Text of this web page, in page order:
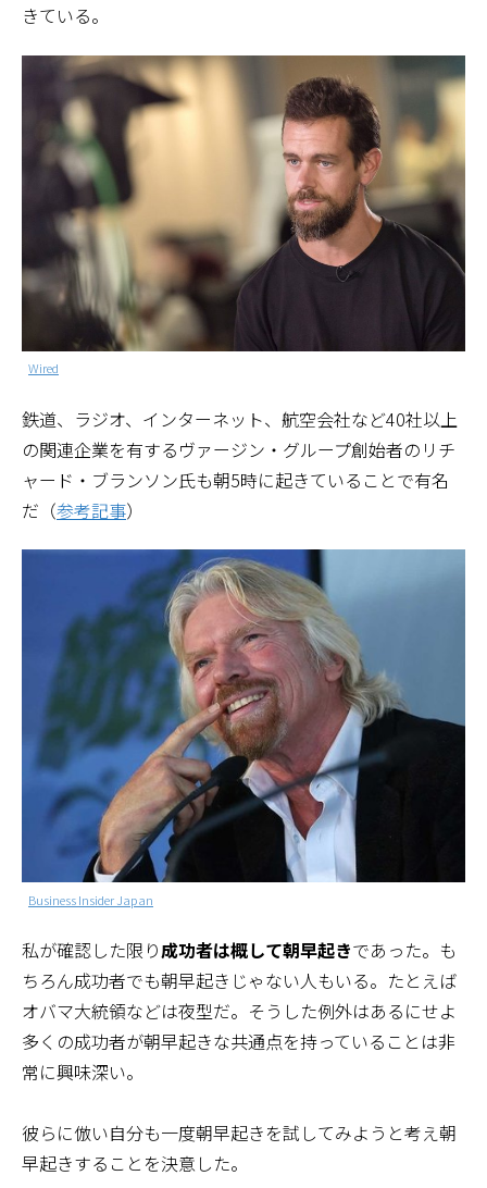
きている。
Wired
鉄道、ラジオ、インターネット、航空会社など40社以上
の関連企業を有するヴァージン・グループ創始者のリチ
ャード・ブランソン氏も朝5時に起きていることで有名
だ（参考記事）
Business Insider Japan
私が確認した限り成功者は概して朝早起きであった。も
ちろん成功者でも朝早起きじゃない人もいる。たとえば
オバマ大統領などは夜型だ。そうした例外はあるにせよ
多くの成功者が朝早起きな共通点を持っていることは非
常に興味深い。
彼らに倣い自分も一度朝早起きを試してみようと考え朝
早起きすることを決意した。